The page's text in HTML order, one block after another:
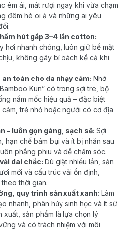
êm ái, mát rượi ngay khi vừa chạm
đêm hè oi ả và những ai yêu
hút gấp 3–4 lần cotton:
hơi nhanh chóng, luôn giữ bề mặt
không gây bí bách kể cả khi
toàn cho da nhạy cảm: Nhờ
Kun” có trong sợi tre, bộ
nấm mốc hiệu quả – đặc biệt
trẻ nhỏ hoặc người có cơ địa
– luôn gọn gàng, sạch sẽ: Sợi
hạn chế bám bụi và ít bị nhăn sau
phẳng phiu và dễ chăm sóc.
dai chắc: Dù giặt nhiều lần, sản
mới và cấu trúc vải ổn định,
thời gian.
quy trình sản xuất xanh: Làm
nhanh, phân hủy sinh học và ít sử
xuất, sản phẩm là lựa chọn lý
và có trách nhiệm với môi